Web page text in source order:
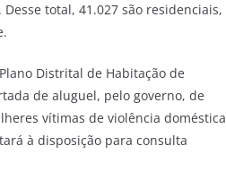
total, 41.027 são residenciais,
Distrital de Habitação de
de aluguel, pelo governo, de
vítimas de violência doméstica
à disposição para consulta